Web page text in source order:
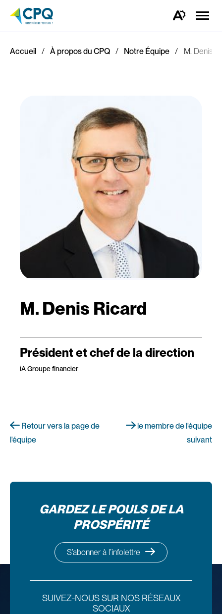
Ouvrez
d'accessibilité.
la
Accueil À propos du CPQ Notre Équipe M. Denis
M. Denis Ricard
Président et chef de la direction
iA Groupe financier
Retour vers la page de
l'équipe
le membre de l'équipe
suivant
GARDEZ LE POULS DE LA
PROSPÉRITÉ
S’abonner à l’infolettre
SUIVEZ-NOUS SUR NOS RÉSEAUX
SOCIAUX